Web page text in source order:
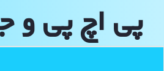
پی اچ پی و